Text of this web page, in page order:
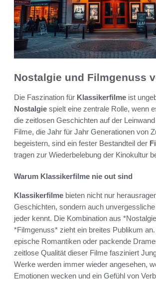
Nostalgie und Filmgenuss
Die Faszination für Klassikerfilme ist
Nostalgie spielt eine zentrale Rolle, wenn
die zeitlosen Geschichten auf der
Filme, die Jahr für Jahr Generationen von
begeistern, sind ein fester Bestandteil der
tragen zur Wiederbelebung der Kinokultur
Warum Klassikerfilme nie out sind
Klassikerfilme bieten nicht nur
Geschichten, sondern auch
jeder kennt. Die Kombination aus
*Filmgenuss* zieht ein breites Publikum
epische Romantiken oder packende
zeitlose Qualität dieser Filme fasziniert
Werke werden immer wieder angesehen,
Emotionen wecken und ein Gefühl von